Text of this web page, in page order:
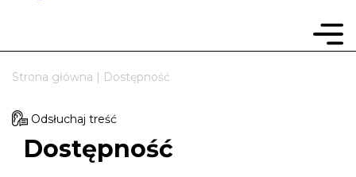
Strona główna | Dostępność
Odsłuchaj treść
Dostępność